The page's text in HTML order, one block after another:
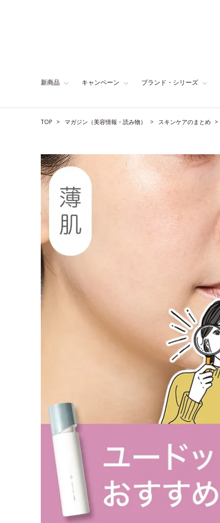
新商品 キャンペーン ブランド・シリーズ
TOP マガジン（美容情報・読み物） スキンケアのまとめ